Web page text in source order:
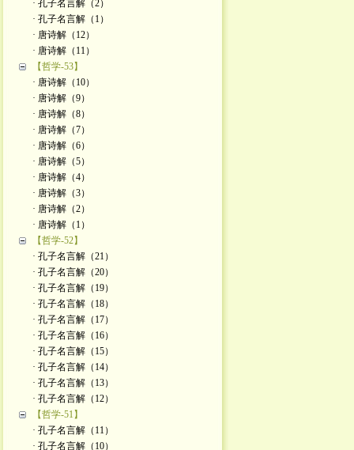
· 孔子名言解（2）
· 孔子名言解（1）
· 唐诗解（12）
· 唐诗解（11）
【哲学-53】
· 唐诗解（10）
· 唐诗解（9）
· 唐诗解（8）
· 唐诗解（7）
· 唐诗解（6）
· 唐诗解（5）
· 唐诗解（4）
· 唐诗解（3）
· 唐诗解（2）
· 唐诗解（1）
【哲学-52】
· 孔子名言解（21）
· 孔子名言解（20）
· 孔子名言解（19）
· 孔子名言解（18）
· 孔子名言解（17）
· 孔子名言解（16）
· 孔子名言解（15）
· 孔子名言解（14）
· 孔子名言解（13）
· 孔子名言解（12）
【哲学-51】
· 孔子名言解（11）
· 孔子名言解（10）